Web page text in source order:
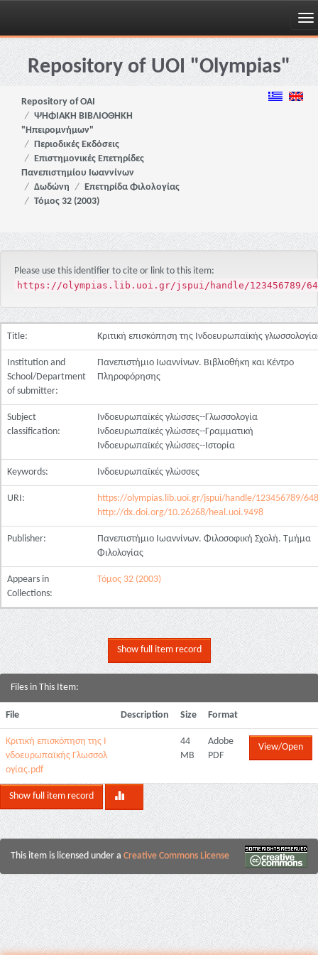
Skip
navigationRepository of UOI "Olympias"
Repository of OAI
ΨΗΦΙΑΚΗ ΒΙΒΛΙΟΘΗΚΗ
"Ηπειρομνήμων"
Περιοδικές Εκδόσεις
Επιστημονικές Επετηρίδες
Πανεπιστημίου Ιωαννίνων
Δωδώνη
Επετηρίδα Φιλολογίας
Τόμος 32 (2003)
Please use this identifier to cite or link to this item:
https://olympias.lib.uoi.gr/jspui/handle/123456789/
Title: Κριτική επισκόπηση της Ινδοευρωπαϊκής
Institution and
School/Department
of submitter:
Πανεπιστήμιο Ιωαννίνων. Βιβλιοθήκη και Κέντρο
Πληροφόρησης
Subject
classification:
Ινδοευρωπαϊκές γλώσσες--Γλωσσολογία
Ινδοευρωπαϊκές γλώσσες--Γραμματική
Ινδοευρωπαϊκές γλώσσες--Ιστορία
Keywords: Ινδοευρωπαϊκές γλώσσες
URI:
https://olympias.lib.uoi.gr/jspui/handle/123456789/
http://dx.doi.org/10.26268/heal.uoi.9498
Publisher:
Πανεπιστήμιο Ιωαννίνων. Φιλοσοφική Σχολή. Τμήμα
Φιλολογίας
Appears in
Collections:
Τόμος 32 (2003)
Show full item record
Files in This Item:
File Description Size Format
Κριτική επισκόπηση της Ι
νδοευρωπαϊκής Γλωσσολ
ογίας.pdf
44
MB
Adobe
PDF
View/Open
Show full item record
This item is licensed under a Creative Commons License